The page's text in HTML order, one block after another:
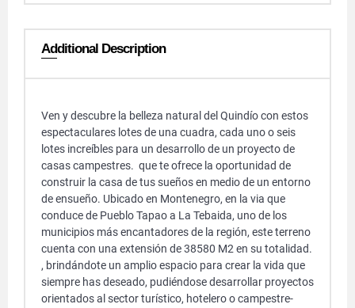
Additional Description
Ven y descubre la belleza natural del Quindío con estos
espectaculares lotes de una cuadra, cada uno o seis
lotes increíbles para un desarrollo de un proyecto de
casas campestres. que te ofrece la oportunidad de
construir la casa de tus sueños en medio de un entorno
de ensueño. Ubicado en Montenegro, en la via que
conduce de Pueblo Tapao a La Tebaida, uno de los
municipios más encantadores de la región, este terreno
cuenta con una extensión de 38580 M2 en su totalidad.
, brindándote un amplio espacio para crear la vida que
siempre has deseado, pudiéndose desarrollar proyectos
orientados al sector turístico, hotelero o campestre-